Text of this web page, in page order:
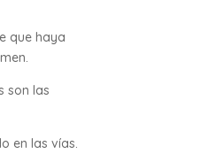
que haya
son las
en las vías.